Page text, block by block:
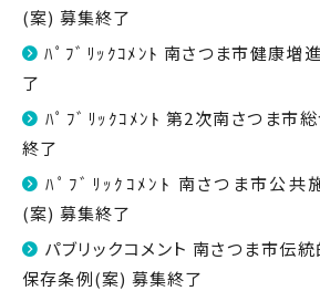
(案) 募集終了
ﾊﾟﾌﾞﾘｯｸｺﾒﾝﾄ 南さつま市健康増
了
ﾊﾟﾌﾞﾘｯｸｺﾒﾝﾄ 第2次南さつま市
終了
ﾊﾟﾌﾞﾘｯｸｺﾒﾝﾄ 南さつま市公共
(案) 募集終了
パブリックコメント 南さつま市伝
保存条例(案) 募集終了